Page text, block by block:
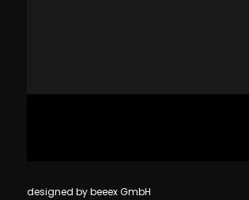
designed by beeex GmbH